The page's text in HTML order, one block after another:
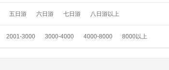
五日游 六日游 七日游 八日游以上
2001-3000 3000-4000 4000-8000 8000以上